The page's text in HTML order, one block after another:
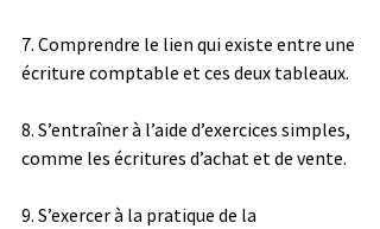
7. Comprendre le lien qui existe entre une
écriture comptable et ces deux tableaux.
8. S’entraîner à l’aide d’exercices simples,
comme les écritures d’achat et de vente.
9. S’exercer à la pratique de la